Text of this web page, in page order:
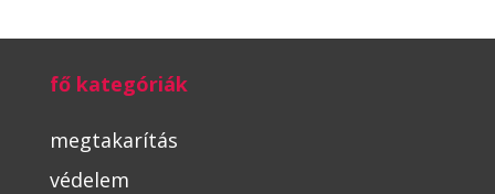
fő kategóriák
megtakarítás
védelem